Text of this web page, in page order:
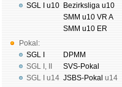
SGL I u10
Pokal:
SGL I
SGL I ,
SGL I
u14
Bezirksliga u10
SMM u10 VR A
SMM u10 ER
DPMM
SVS-Pokal
JSBS-Pokal u14